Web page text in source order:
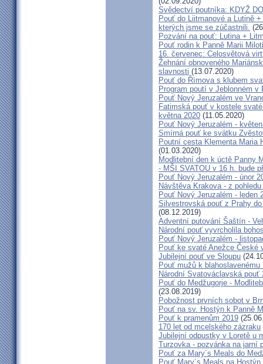
Svědectví poutníka: KDYŽ
Pouť do Liitmanové a Lutině
kterých jsme se zúčastnili.
Pozvání na pouť: Lutina +
Pouť rodin k Panně Marii
16. červenec: Celosvětová
Žehnání obnoveného
slavnosti (13.07.2020)
Pouť do Římova s klubem
Program poutí v Jeblonném v
Pouť Nový Jeruzalém ve
Fatimská pouť v kostele
května 2020 (11.05.2020)
Pouť Nový Jeruzalém -
Smírná pouť ke svátku
Poutní cesta Klementa Maria
(01.03.2020)
Modlitební den k úctě Panny
- MŠI SVATOU v 16 h. bude
Pouť Nový Jeruzalém - únor
Návštěva Krakova - z
Pouť Nový Jeruzalém - leden
Silvestrovská pouť z Prahy
(08.12.2019)
Adventní putování Šaštín -
Národní pouť vyvrcholila
Pouť Nový Jeruzalém -
Pouť ke svaté Anežce České
Jubilejní pouť ve Sloupu
Pouť mužů k
Národní Svatováclavská pouť
Pouť do Medžugorje -
(23.08.2019)
Pobožnost prvních sobot v
Pouť na sv. Hostýn k Panně
Pouť k pramenům 2019
170 let od mcelského zázraku
Jubilejní odpustky v Loretě u
Turzovka - pozvánka na jarní
Pouť za Mary´s Meals do
Pouť Mary´s Meals na Hostýn